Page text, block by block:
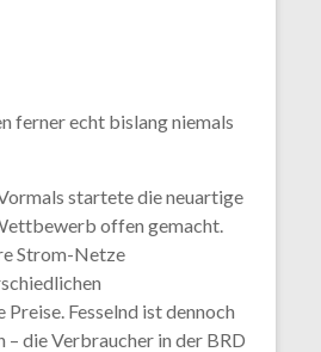
ferner echt bislang niemals
startete die neuartige
offen gemacht.
Strom-Netze
Fesselnd ist dennoch
die Verbraucher in der BRD